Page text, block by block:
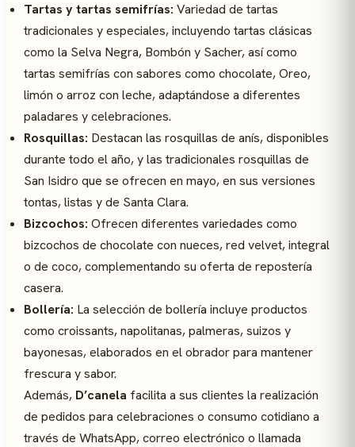
Tartas y tartas semifrías: Variedad de tartas
tradicionales y especiales, incluyendo tartas clásicas
como la Selva Negra, Bombón y Sacher, así como
tartas semifrías con sabores como chocolate, Oreo,
limón o arroz con leche, adaptándose a diferentes
paladares y celebraciones.
Rosquillas: Destacan las rosquillas de anís, disponibles
durante todo el año, y las tradicionales rosquillas de
San Isidro que se ofrecen en mayo, en sus versiones
tontas, listas y de Santa Clara.
Bizcochos: Ofrecen diferentes variedades como
bizcochos de chocolate con nueces, red velvet, integral
o de coco, complementando su oferta de repostería
casera.
Bollería: La selección de bollería incluye productos
como croissants, napolitanas, palmeras, suizos y
bayonesas, elaborados en el obrador para mantener
frescura y sabor.
Además, D’canela facilita a sus clientes la realización
de pedidos para celebraciones o consumo cotidiano a
través de WhatsApp, correo electrónico o llamada